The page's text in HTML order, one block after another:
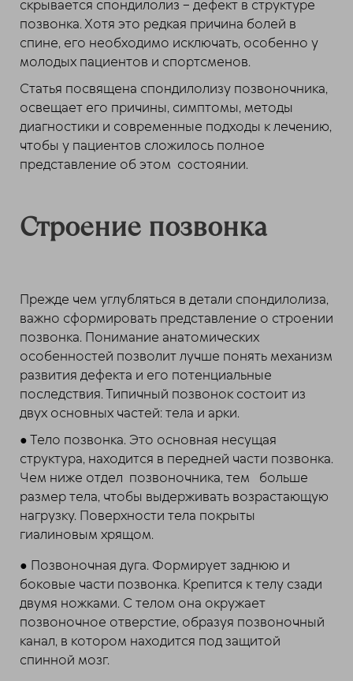
скрывается спондилолиз – дефект в структуре
позвонка. Хотя это редкая причина болей в
спине, его необходимо исключать, особенно у
молодых пациентов и спортсменов.
Статья посвящена спондилолизу позвоночника,
освещает его причины, симптомы, методы
диагностики и современные подходы к лечению,
чтобы у пациентов сложилось полное
представление об этом состоянии.
Строение позвонка
Прежде чем углубляться в детали спондилолиза,
важно сформировать представление о строении
позвонка. Понимание анатомических
особенностей позволит лучше понять механизм
развития дефекта и его потенциальные
последствия. Типичный позвонок состоит из
двух основных частей: тела и арки.
● Тело позвонка. Это основная несущая
структура, находится в передней части позвонка.
Чем ниже отдел позвоночника, тем больше
размер тела, чтобы выдерживать возрастающую
нагрузку. Поверхности тела покрыты
гиалиновым хрящом.
● Позвоночная дуга. Формирует заднюю и
боковые части позвонка. Крепится к телу сзади
двумя ножками. С телом она окружает
позвоночное отверстие, образуя позвоночный
канал, в котором находится под защитой
спинной мозг.